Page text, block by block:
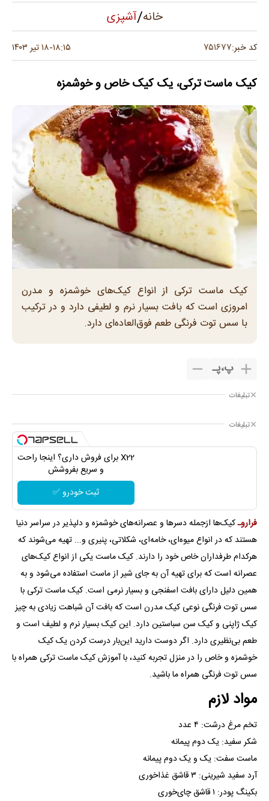
خانه/آشپزی
کد خبر:۷۵۱۶۷۷ ۱۸:۱۵-۱۸ تیر ۱۴۰۳
کیک ماست ترکی، یک کیک خاص و خوشمزه
کیک ماست ترکی از انواع کیک‌های خوشمزه و مدرن
امروزی است که بافت بسیار نرم و لطیفی دارد و در ترکیب
با سس توت فرنگی طعم فوق‌العاده‌ای دارد.
پ،پـ
تبلیغات
تبلیغات
X22 برای فروش داری؟ اینجا راحت
و سریع بفروشش
ثبت خودرو ✅
فراروـکیک‌ها ازجمله دسر‌ها و عصرانه‌های خوشمزه و دلپذیر در سراسر دنیا
هستند که در انواع میوه‌ای، خامه‌ای، شکلاتی، پنیری و... تهیه می‌شوند که
هرکدام طرفداران خاص خود را دارند. کیک ماست یکی از انواع کیک‌های
عصرانه است که برای تهیه آن به جای شیر از ماست استفاده می‌شود و به
همین دلیل دارای بافت اسفنجی و بسیار نرمی است. کیک ماست ترکی با
سس توت فرنگی نوعی کیک مدرن است که بافت آن شباهت زیادی به چیز
کیک ژاپنی و کیک سن سباستین دارد. این کیک بسیار نرم و لطیف است و
طعم بی‌نظیری دارد. اگر دوست دارید این‌بار درست کردن یک کیک
خوشمزه و خاص را در منزل تجربه کنید، با آموزش کیک ماست ترکی همراه با
سس توت فرنگی همراه ما باشید.
مواد لازم
تخم مرغ درشت: ۴ عدد
شکر سفید: یک دوم پیمانه
ماست سفت: یک و یک دوم پیمانه
آرد سفید شیرینی: ۳ قاشق غذاخوری
بکینگ پودر: ۱ قاشق چای‌خوری